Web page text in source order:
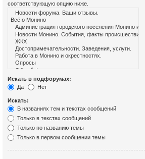
соответствующую опцию ниже.
Искать в подфорумах:
Да
Нет
Искать:
В названиях тем и текстах сообщений
Только в текстах сообщений
Только по названию темы
Только в первом сообщении темы